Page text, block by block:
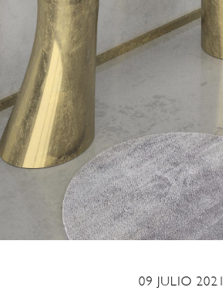
09 JULIO 2021